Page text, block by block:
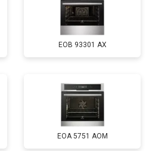
EOB 93301 AX
EOA 5751 AOM